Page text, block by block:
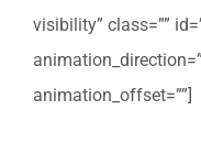
visibility” class=””
animation_offset=””]